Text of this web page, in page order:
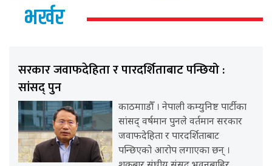
भर्खर
सरकार जवाफदेहिता र पारदर्शिताबाट पन्छियो :
सांसद् पुन
काठमााडौँ । नेपाली कम्युनिष्ट पार्टीका
सांसद् वर्षमान पुनले वर्तमान सरकार
जवाफदेहिता र पारदर्शिताबाट
पन्छिएको आरोप लगाएका छन् ।